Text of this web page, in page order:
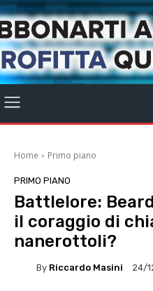
Home Primo piano
PRIMO PIANO
Battlelore:
il coraggio di
nanerottoli?
By Riccardo Masini 24/